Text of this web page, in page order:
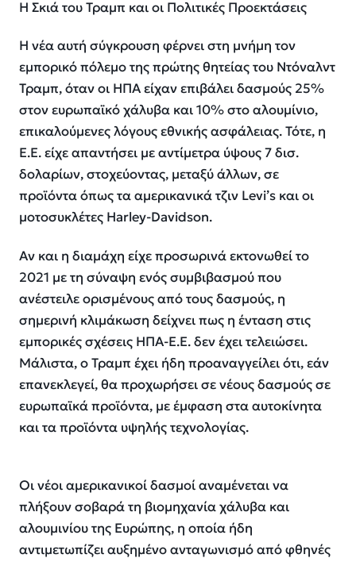
Η Σκιά του Τραμπ και οι Πολιτικές Προεκτάσεις
Η νέα αυτή σύγκρουση φέρνει στη μνήμη τον
εμπορικό πόλεμο της πρώτης θητείας του Ντόναλντ
Τραμπ, όταν οι ΗΠΑ είχαν επιβάλει δασμούς 25%
στον ευρωπαϊκό χάλυβα και 10% στο αλουμίνιο,
επικαλούμενες λόγους εθνικής ασφάλειας. Τότε, η
Ε.Ε. είχε απαντήσει με αντίμετρα ύψους 7 δισ.
δολαρίων, στοχεύοντας, μεταξύ άλλων, σε
προϊόντα όπως τα αμερικανικά τζιν Levi’s και οι
μοτοσυκλέτες Harley-Davidson.
Αν και η διαμάχη είχε προσωρινά εκτονωθεί το
2021 με τη σύναψη ενός συμβιβασμού που
ανέστειλε ορισμένους από τους δασμούς, η
σημερινή κλιμάκωση δείχνει πως η ένταση στις
εμπορικές σχέσεις ΗΠΑ-Ε.Ε. δεν έχει τελειώσει.
Μάλιστα, ο Τραμπ έχει ήδη προαναγγείλει ότι, εάν
επανεκλεγεί, θα προχωρήσει σε νέους δασμούς σε
ευρωπαϊκά προϊόντα, με έμφαση στα αυτοκίνητα
και τα προϊόντα υψηλής τεχνολογίας.
Οι νέοι αμερικανικοί δασμοί αναμένεται να
πλήξουν σοβαρά τη βιομηχανία χάλυβα και
αλουμινίου της Ευρώπης, η οποία ήδη
αντιμετωπίζει αυξημένο ανταγωνισμό από φθηνές